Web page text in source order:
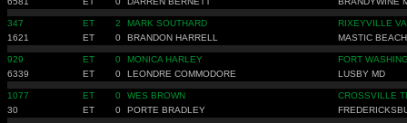
347 ET 2 MARK SOUTHARD
RIXEYVILLE VA
1621
ET 0 BRANDON HARRELL MASTIC
929 ET 0 MONICA HARLEY
FORT
6339
ET 0 LEONDRE COMMODORE LUSBY MD
1077 ET 0 WES BROWN
CROSSVILLE
30
ET 0 PORTE BRADLEY